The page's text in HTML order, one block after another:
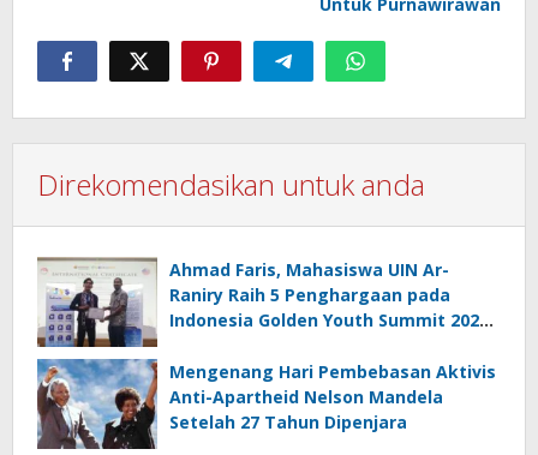
Direkomendasikan untuk anda
Ahmad Faris, Mahasiswa UIN Ar-
Raniry Raih 5 Penghargaan pada
Indonesia Golden Youth Summit 2026
Mengenang Hari Pembebasan Aktivis
Anti-Apartheid Nelson Mandela
Setelah 27 Tahun Dipenjara